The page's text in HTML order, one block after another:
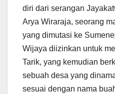
diri dari serangan
Arya Wiraraja, seorang
yang dimutasi ke
Wijaya diizinkan untuk
Tarik, yang kemudian
sebuah desa yang
sesuai dengan nama